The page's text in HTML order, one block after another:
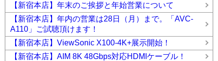
【新宿本店】年末のご挨拶と年始営業について
【新宿本店】年内の営業は28日（月）まで。「AVC-
A110」ご試聴頂けます！
【新宿本店】ViewSonic X100-4K+展示開始！
【新宿本店】AIM 8K 48Gbps対応HDMIケーブル！